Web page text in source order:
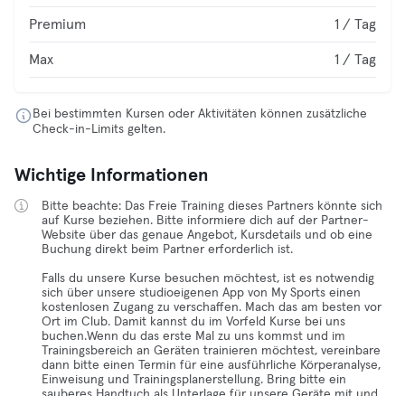
Premium 1 / Tag
Max 1 / Tag
Bei bestimmten Kursen oder Aktivitäten können zusätzliche
Check-in-Limits gelten.
Wichtige Informationen
Bitte beachte: Das Freie Training dieses Partners könnte sich
auf Kurse beziehen. Bitte informiere dich auf der Partner-
Website über das genaue Angebot, Kursdetails und ob eine
Buchung direkt beim Partner erforderlich ist.
Falls du unsere Kurse besuchen möchtest, ist es notwendig
sich über unsere studioeigenen App von My Sports einen
kostenlosen Zugang zu verschaffen. Mach das am besten vor
Ort im Club. Damit kannst du im Vorfeld Kurse bei uns
buchen.Wenn du das erste Mal zu uns kommst und im
Trainingsbereich an Geräten trainieren möchtest, vereinbare
dann bitte einen Termin für eine ausführliche Körperanalyse,
Einweisung und Trainingsplanerstellung. Bring bitte ein